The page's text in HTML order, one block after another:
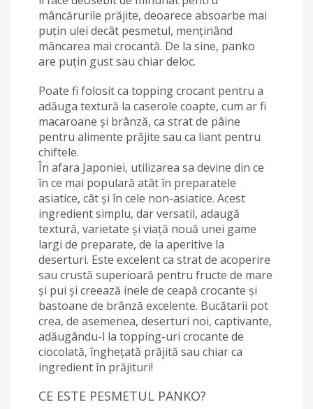
mâncărurile prăjite, deoarece absoarbe mai
puțin ulei decât pesmetul, menținând
mâncarea mai crocantă. De la sine, panko
are puțin gust sau chiar deloc.
Poate fi folosit ca topping crocant pentru a
adăuga textură la caserole coapte, cum ar fi
macaroane și brânză, ca strat de pâine
pentru alimente prăjite sau ca liant pentru
chiftele.
În afara Japoniei, utilizarea sa devine din ce
în ce mai populară atât în preparatele
asiatice, cât și în cele non-asiatice. Acest
ingredient simplu, dar versatil, adaugă
textură, varietate și viață nouă unei game
largi de preparate, de la aperitive la
deserturi. Este excelent ca strat de acoperire
sau crustă superioară pentru fructe de mare
și pui și creează inele de ceapă crocante și
bastoane de brânză excelente. Bucătarii pot
crea, de asemenea, deserturi noi, captivante,
adăugându-l la topping-uri crocante de
ciocolată, înghețată prăjită sau chiar ca
ingredient în prăjituri!
CE ESTE PESMETUL PANKO?